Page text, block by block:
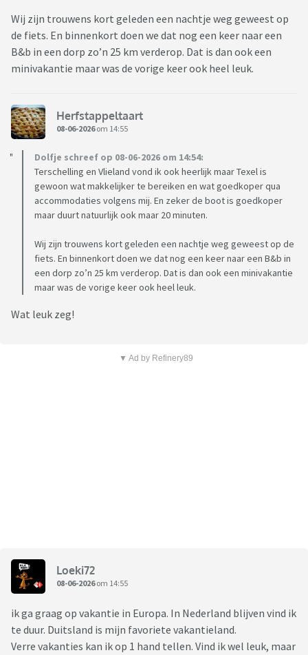
Wij zijn trouwens kort geleden een nachtje weg geweest op
de fiets. En binnenkort doen we dat nog een keer naar een
B&b in een dorp zo’n 25 km verderop. Dat is dan ook een
minivakantie maar was de vorige keer ook heel leuk.
Herfstappeltaart
08-06-2026om 14:55
Dolfje schreef op 08-06-2026 om 14:54:
Terschelling en Vlieland vond ik ook heerlijk maar Texel is
gewoon wat makkelijker te bereiken en wat goedkoper qua
accommodaties volgens mij. En zeker de boot is goedkoper
maar duurt natuurlijk ook maar 20 minuten.
Wij zijn trouwens kort geleden een nachtje weg geweest op de
fiets. En binnenkort doen we dat nog een keer naar een B&b in
een dorp zo’n 25 km verderop. Dat is dan ook een minivakantie
maar was de vorige keer ook heel leuk.
Wat leuk zeg!
▼ Ad by Refinery89
Loeki72
08-06-2026om 14:55
ik ga graag op vakantie in Europa. In Nederland blijven vind ik
te duur. Duitsland is mijn favoriete vakantieland.
Verre vakanties kan ik op 1 hand tellen. Vind ik wel leuk, maar